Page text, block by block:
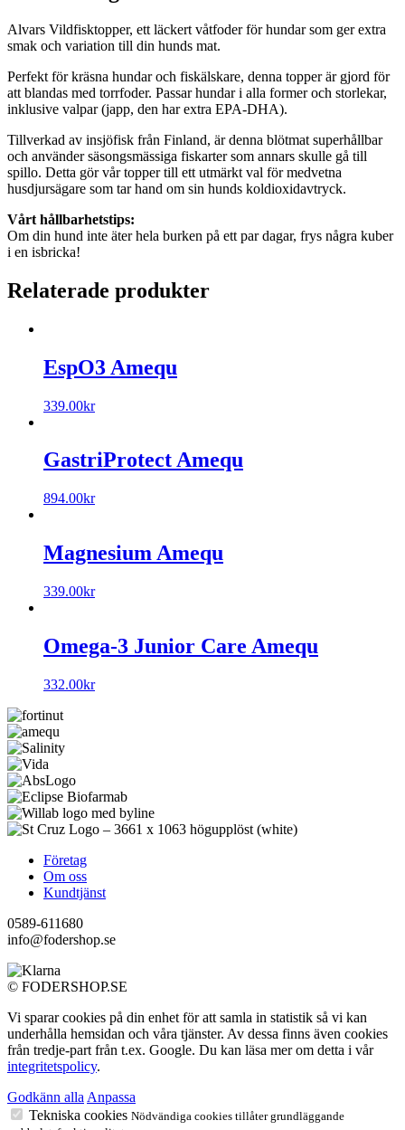
Alvars Vildfisktopper, ett läckert våtfoder för hundar som ger extra
smak och variation till din hunds mat.
Perfekt för kräsna hundar och fiskälskare, denna topper är gjord för
att blandas med torrfoder. Passar hundar i alla former och storlekar,
inklusive valpar (japp, den har extra EPA-DHA).
Tillverkad av insjöfisk från Finland, är denna blötmat superhållbar
och använder säsongsmässiga fiskarter som annars skulle gå till
spillo. Detta gör vår topper till ett utmärkt val för medvetna
husdjursägare som tar hand om sin hunds koldioxidavtryck.
Vårt hållbarhetstips:
Om din hund inte äter hela burken på ett par dagar, frys några kuber
i en isbricka!
Relaterade produkter
EspO3 Amequ
339.00kr
GastriProtect Amequ
894.00kr
Magnesium Amequ
339.00kr
Omega-3 Junior Care Amequ
332.00kr
Företag
Om oss
Kundtjänst
0589-611680
info@fodershop.se
© FODERSHOP.SE
Vi sparar cookies på din enhet för att samla in statistik så vi kan
underhålla hemsidan och våra tjänster. Av dessa finns även cookies
från tredje-part från t.ex. Google. Du kan läsa mer om detta i vår
integritetspolicy.
Godkänn alla Anpassa
Tekniska cookies Nödvändiga cookies tillåter grundläggande